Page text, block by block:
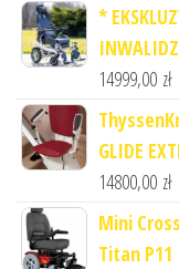
*
14999,00 zł
GLIDE
14800,00 zł
Mini
Titan P11